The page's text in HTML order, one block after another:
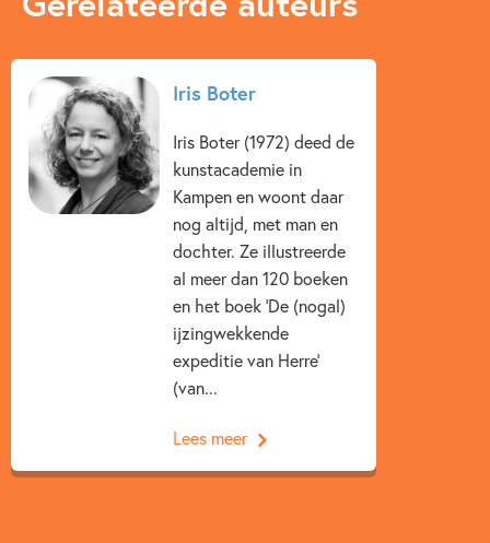
Uitgever: Kosmos Uitgevers
Kenmerken van dit boek
Humor Non-fictie
Iris Boter
Hanneke de Zoete
Iris Boter
Iris Boter (1972) deed de
kunstacademie in
Kampen en woont daar
nog altijd, met man en
dochter. Ze illustreerde
al meer dan 120 boeken
en het boek ‘De (nogal)
ijzingwekkende
expeditie van Herre’
(van...
Lees meer